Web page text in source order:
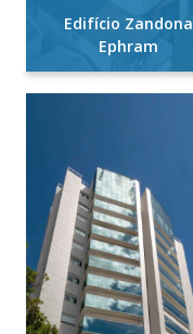
Edifício Zandona
Ephram